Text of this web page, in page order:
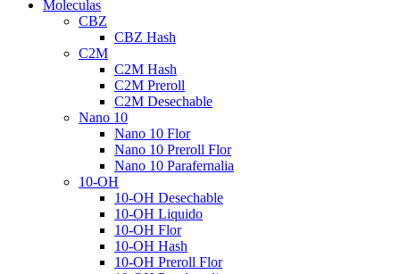
Moleculas
CBZ
CBZ Hash
C2M
C2M Hash
C2M Preroll
C2M Desechable
Nano 10
Nano 10 Flor
Nano 10 Preroll Flor
Nano 10 Parafernalia
10-OH
10-OH Desechable
10-OH Liquido
10-OH Flor
10-OH Hash
10-OH Preroll Flor